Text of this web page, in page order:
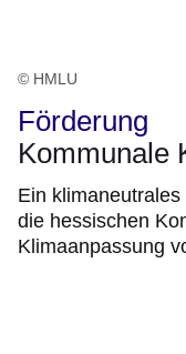
© HMLU
Förderung
Kommunale
Ein
die hessischen
Klimaanpassung